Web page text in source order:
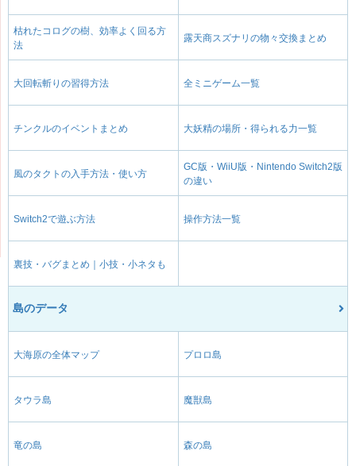
枯れたコログの樹、効率よく回る方
法
露天商スズナリの物々交換まとめ
大回転斬りの習得方法 全ミニゲーム一覧
チンクルのイベントまとめ 大妖精の場所・得られる力一覧
風のタクトの入手方法・使い方
GC版・WiiU版・Nintendo Switch2版
の違い
Switch2で遊ぶ方法 操作方法一覧
裏技・バグまとめ｜小技・小ネタも
島のデータ
大海原の全体マップ プロロ島
タウラ島 魔獣島
竜の島 森の島